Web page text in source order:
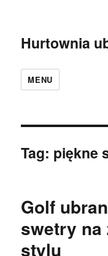
Hurtownia
MENU
Tag: piękne
Golf
swetry na
stylu